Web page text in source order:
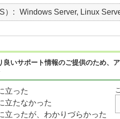
Windows Server, Linux
良いサポート情報のご提供のため
立った
立たなかった
立ったが、わかりづらかった